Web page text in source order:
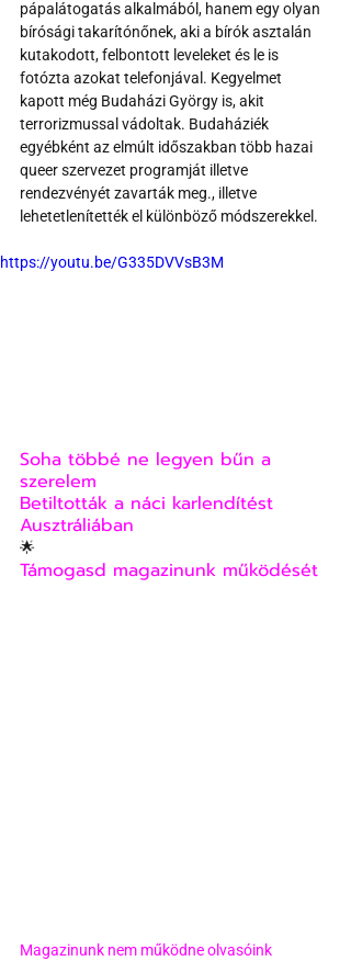
pápalátogatás alkalmából, hanem egy olyan
bírósági takarítónőnek, aki a bírók asztalán
kutakodott, felbontott leveleket és le is
fotózta azokat telefonjával. Kegyelmet
kapott még Budaházi György is, akit
terrorizmussal vádoltak. Budaháziék
egyébként az elmúlt időszakban több hazai
queer szervezet programját illetve
rendezvényét zavarták meg., illetve
lehetetlenítették el különböző módszerekkel.
https://youtu.be/G335DVVsB3M
Soha többé ne legyen bűn a
szerelem
Betiltották a náci karlendítést
Ausztráliában
🌟
Támogasd magazinunk működését
Magazinunk nem működne olvasóink